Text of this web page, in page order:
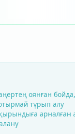
оянған
тұрып алу
арналған